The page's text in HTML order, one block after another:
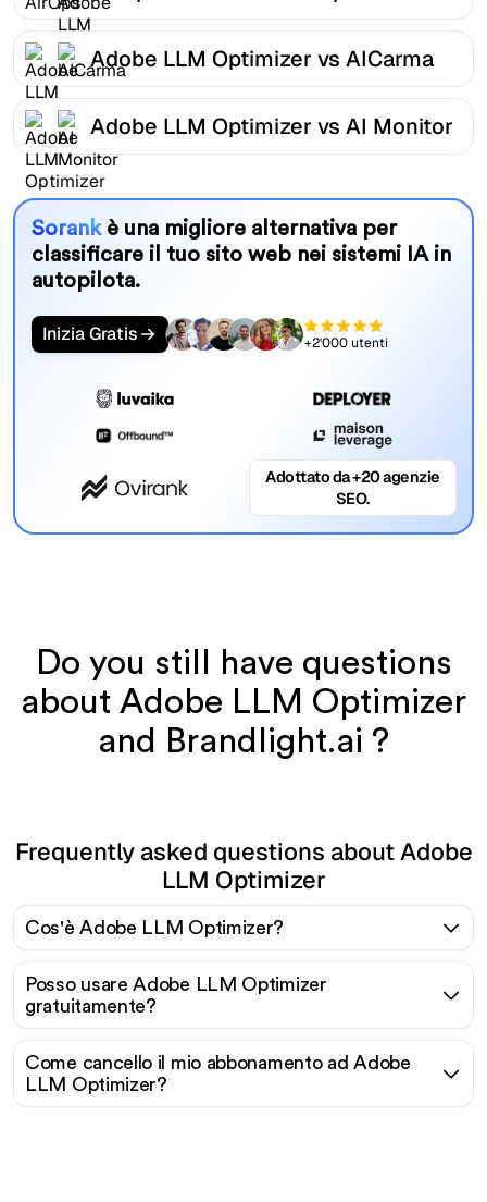
Adobe LLM Optimizer vs AICarma
Adobe LLM Optimizer vs AI Monitor
Sorank è una migliore alternativa per
classificare il tuo sito web nei sistemi IA in
autopilota.
Inizia Gratis +2'000 utenti
Adottato da +20 agenzie
SEO.
Do you still have questions
about Adobe LLM Optimizer
and Brandlight.ai ?
Frequently asked questions about Adobe
LLM Optimizer
Cos'è Adobe LLM Optimizer?
Posso usare Adobe LLM Optimizer
gratuitamente?
Come cancello il mio abbonamento ad Adobe
LLM Optimizer?